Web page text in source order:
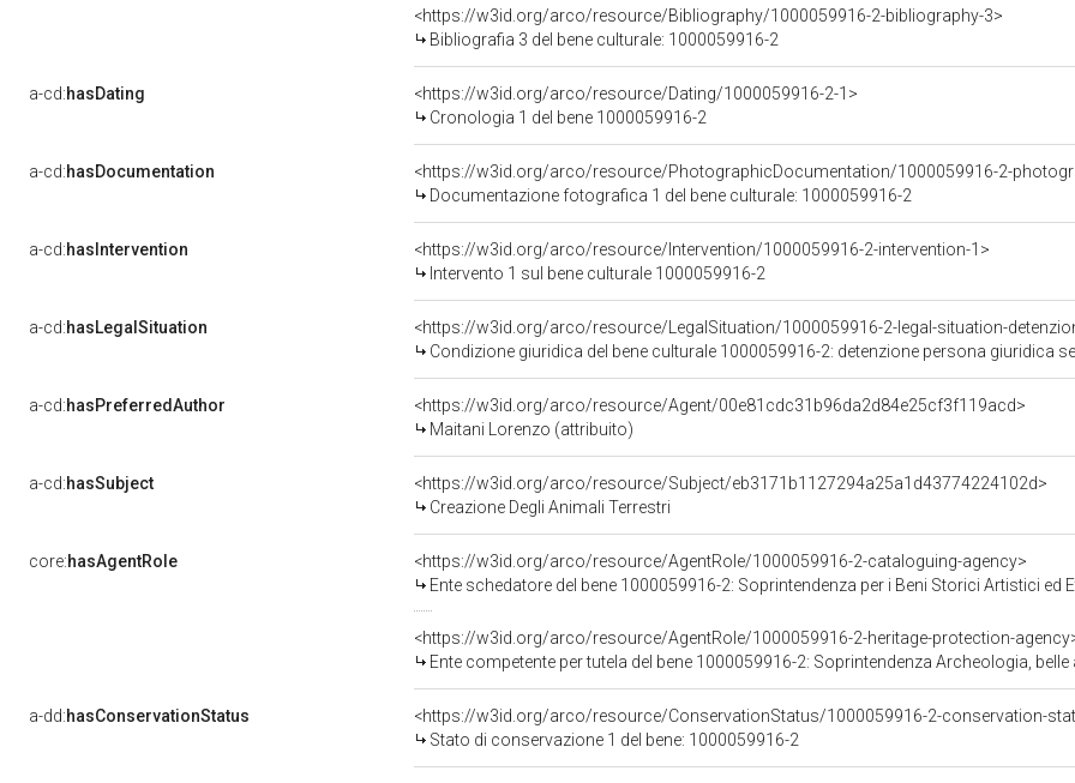
<https://w3id.org/arco/resource/Bibliography/1000059916-2-bibliography-3>
Bibliografia 3 del bene culturale: 1000059916-2
a-cd:hasDating
<https://w3id.org/arco/resource/Dating/1000059916-2-1>
Cronologia 1 del bene 1000059916-2
a-cd:hasDocumentation
<https://w3id.org/arco/resource/PhotographicDocumentation/1000059916-2-
Documentazione fotografica 1 del bene culturale: 1000059916-2
a-cd:hasIntervention
<https://w3id.org/arco/resource/Intervention/1000059916-2-intervention-1>
Intervento 1 sul bene culturale 1000059916-2
a-cd:hasLegalSituation
<https://w3id.org/arco/resource/LegalSituation/1000059916-2-legal-situation-
Condizione giuridica del bene culturale 1000059916-2: detenzione persona giuridica
a-cd:hasPreferredAuthor
<https://w3id.org/arco/resource/Agent/00e81cdc31b96da2d84e25cf3f119acd>
Maitani Lorenzo (attribuito)
a-cd:hasSubject
<https://w3id.org/arco/resource/Subject/eb3171b1127294a25a1d43774224102d>
Creazione Degli Animali Terrestri
core:hasAgentRole
<https://w3id.org/arco/resource/AgentRole/1000059916-2-cataloguing-agency>
Ente schedatore del bene 1000059916-2: Soprintendenza per i Beni Storici Artistici
<https://w3id.org/arco/resource/AgentRole/1000059916-2-heritage-protection-
Ente competente per tutela del bene 1000059916-2: Soprintendenza Archeologia,
a-dd:hasConservationStatus
<https://w3id.org/arco/resource/ConservationStatus/1000059916-2-conservation-
Stato di conservazione 1 del bene: 1000059916-2